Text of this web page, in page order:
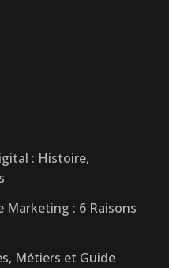
: Histoire,
Marketing : 6 Raisons
Métiers et Guide